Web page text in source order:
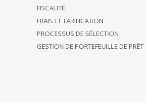
FISCALITÉ
FRAIS ET TARIFICATION
PROCESSUS DE SÉLECTION
GESTION DE PORTEFEUILLE DE PRÊT